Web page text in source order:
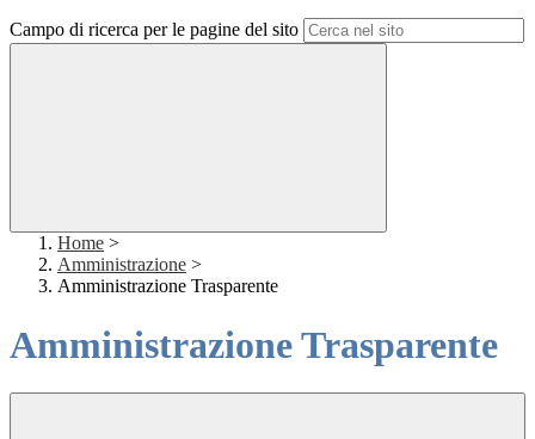
Campo di ricerca per le pagine del sito
Home >
Amministrazione >
Amministrazione Trasparente
Amministrazione Trasparente